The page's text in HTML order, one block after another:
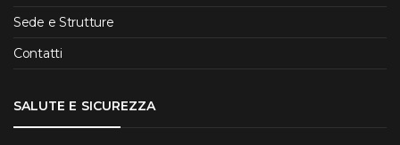
Sede e Strutture
Contatti
SALUTE E SICUREZZA